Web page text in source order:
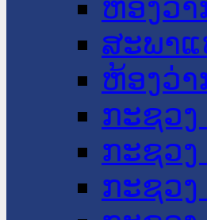
ຫ້ອງວ່າ
ສະພາ
ຫ້ອງວ່
ກະຊວ
ກະຊວງ
ກະຊວງ